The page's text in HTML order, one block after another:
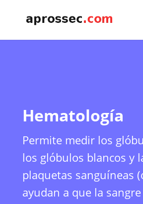
Hematología
Permite medir los
los glóbulos blancos y
plaquetas sanguíneas
ayudan a que la